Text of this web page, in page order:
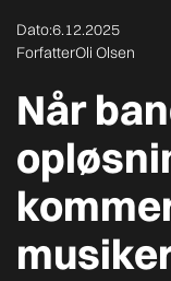
Dato:6.12.2025
ForfatterOli Olsen
Når